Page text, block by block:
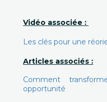
Vidéo associée :
Les clés pour une
Articles associés :
Comment
opportunité